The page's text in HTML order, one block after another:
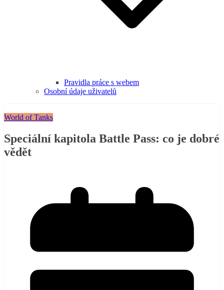
Pravidla práce s webem
Osobní údaje uživatelů
World of Tanks
Speciální kapitola Battle Pass: co je dobré
vědět